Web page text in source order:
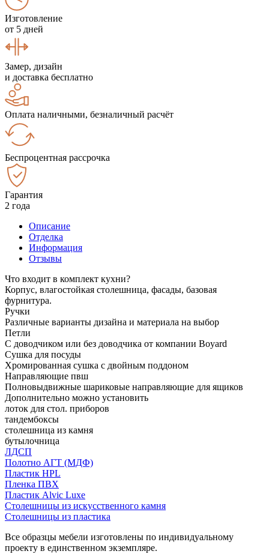
Изготовление
от 5 дней
Замер, дизайн
и доставка бесплатно
Оплата наличными, безналичный расчёт
Беспроцентная рассрочка
Гарантия
2 года
Описание
Отделка
Информация
Отзывы
Что входит в комплект кухни?
Корпус, влагостойкая столешница, фасады, базовая
фурнитура.
Ручки
Различные варианты дизайна и материала на выбор
Петли
С доводчиком или без доводчика от компании Boyard
Сушка для посуды
Хромированная сушка с двойным поддоном
Направляющие пвш
Полновыдвижные шариковые направляющие для ящиков
Дополнительно можно установить
лоток для стол. приборов
тандембоксы
столешница из камня
бутылочница
ЛДСП
Полотно АГТ (МДФ)
Пластик HPL
Пленка ПВХ
Пластик Alvic Luxe
Столешницы из искусственного камня
Столешницы из пластика
Все образцы мебели изготовлены по индивидуальному
проекту в единственном экземпляре.